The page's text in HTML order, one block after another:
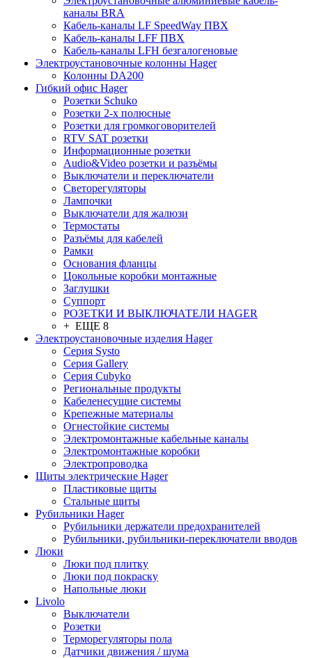
каналы BRA
Кабель-каналы LF SpeedWay ПВХ
Кабель-каналы LFF ПВХ
Кабель-каналы LFH безгалогеновые
Электроустановочные колонны Hager
Колонны DA200
Гибкий офис Hager
Розетки Schuko
Розетки 2-х полюсные
Розетки для громкоговорителей
RTV SAT розетки
Информационные розетки
Audio&Video розетки и разъёмы
Выключатели и переключатели
Светорегуляторы
Лампочки
Выключатели для жалюзи
Термостаты
Разъёмы для кабелей
Рамки
Основания фланцы
Цокольные коробки монтажные
Заглушки
Суппорт
РОЗЕТКИ И ВЫКЛЮЧАТЕЛИ HAGER
+ ЕЩЕ 8
Электроустановочные изделия Hager
Серия Systo
Серия Gallery
Серия Cubyko
Региональные продукты
Кабеленесущие системы
Крепежные материалы
Огнестойкие системы
Электромонтажные кабельные каналы
Электромонтажные коробки
Электропроводка
Щиты электрические Hager
Пластиковые щиты
Стальные щиты
Рубильники Hager
Рубильники держатели предохранителей
Рубильники, рубильники-переключатели вводов
Люки
Люки под плитку
Люки под покраску
Напольные люки
Livolo
Выключатели
Розетки
Терморегуляторы пола
Датчики движения / шума